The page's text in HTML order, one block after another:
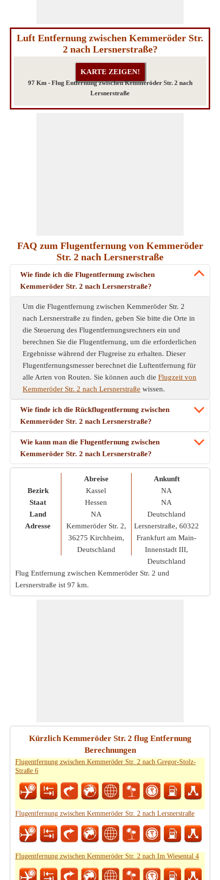
Luft Entfernung zwischen Kemmeröder Str.
2 nach Lersnerstraße?
97 Km - Flug Entfernung zwischen Kemmeröder Str. 2 nach
Lersnerstraße
FAQ zum Flugentfernung von Kemmeröder
Str. 2 nach Lersnerstraße
Wie finde ich die Flugentfernung zwischen
Kemmeröder Str. 2 nach Lersnerstraße?
Um die Flugentfernung zwischen Kemmeröder Str. 2
nach Lersnerstraße zu finden, geben Sie bitte die Orte in
die Steuerung des Flugentfernungsrechners ein und
berechnen Sie die Flugentfernung, um die erforderlichen
Ergebnisse während der Flugreise zu erhalten. Dieser
Flugentfernungsmesser berechnet die Luftentfernung für
alle Arten von Routen. Sie können auch die Flugzeit von
Kemmeröder Str. 2 nach Lersnerstraße wissen.
Wie finde ich die Rückflugentfernung zwischen
Kemmeröder Str. 2 nach Lersnerstraße?
Wie kann man die Flugentfernung zwischen
Kemmeröder Str. 2 nach Lersnerstraße?
Bezirk
Staat
Land
Adresse
Abreise
Kassel
Hessen
NA
Kemmeröder Str. 2,
36275 Kirchheim,
Deutschland
Ankunft
NA
NA
Deutschland
Lersnerstraße, 60322
Frankfurt am Main-
Innenstadt III,
Deutschland
Flug Entfernung zwischen Kemmeröder Str. 2 und
Lersnerstraße ist 97 km.
Kürzlich Kemmeröder Str. 2 flug Entfernung
Berechnungen
Flugentfernung zwischen Kemmeröder Str. 2 nach Gregor-Stolz-
Straße 6
Flugentfernung zwischen Kemmeröder Str. 2 nach Lersnerstraße
Flugentfernung zwischen Kemmeröder Str. 2 nach Im Wiesental 4